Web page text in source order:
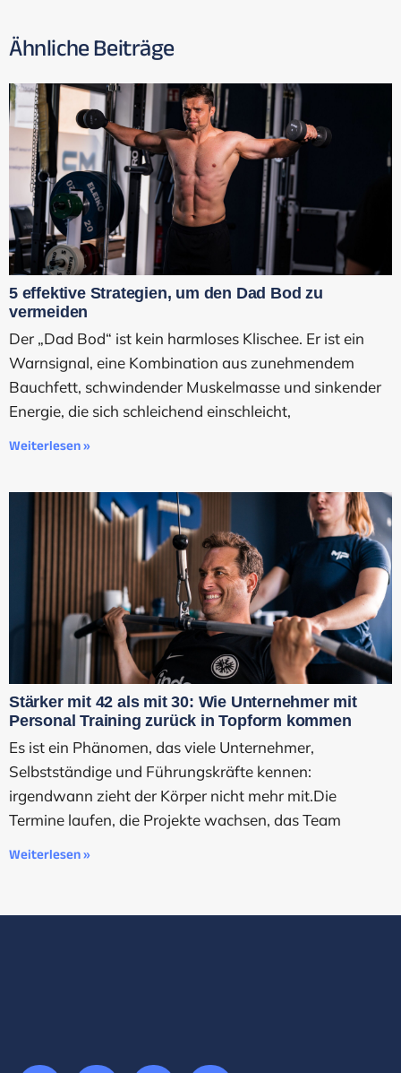
Ähnliche Beiträge
5 effektive Strategien, um den Dad Bod zu
vermeiden
Der „Dad Bod“ ist kein harmloses Klischee. Er ist ein
Warnsignal, eine Kombination aus zunehmendem
Bauchfett, schwindender Muskelmasse und sinkender
Energie, die sich schleichend einschleicht,
Weiterlesen »
Stärker mit 42 als mit 30: Wie Unternehmer mit
Personal Training zurück in Topform kommen
Es ist ein Phänomen, das viele Unternehmer,
Selbstständige und Führungskräfte kennen:
irgendwann zieht der Körper nicht mehr mit.Die
Termine laufen, die Projekte wachsen, das Team
Weiterlesen »